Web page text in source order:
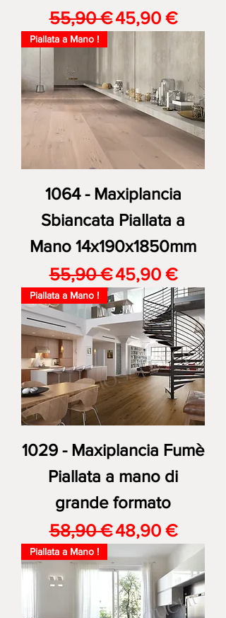
Prezzo regolare
55,90 €Prezzo
45,90 €
Piallata a Mano !
1064 - Maxiplancia
Sbiancata Piallata a
Mano 14x190x1850mm
Prezzo regolare
55,90 €Prezzo
45,90 €
Piallata a Mano !
1029 - Maxiplancia Fumè
Piallata a mano di
grande formato
Prezzo regolare
58,90 €Prezzo
48,90 €
Piallata a Mano !